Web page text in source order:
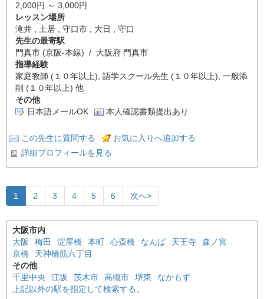
2,000円 ～ 3,000円
レッスン場所
滝井 , 土居 , 守口市 , 大日 , 守口
先生の最寄駅
門真市 (京阪-本線) / 大阪府 門真市
指導経験
家庭教師 (１０年以上), 語学スクール先生 (１０年以上), 一般添
削 (１０年以上) 他
その他
日本語メールOK
本人確認書類提出あり
この先生に質問する
お気に入りへ追加する
詳細プロフィールを見る
1 2 3 4 5 6 次へ>
大阪市内
大阪
梅田 淀屋橋 本町 心斎橋 なんば 天王寺
森ノ宮
京橋
天神橋筋六丁目
その他
千里中央
江坂 茨木市 高槻市 堺東
なかもず
上記以外の駅を指定して検索する。